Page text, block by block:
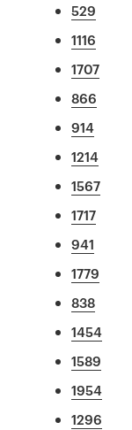
529
1116
1707
866
914
1214
1567
1717
941
1779
838
1454
1589
1954
1296